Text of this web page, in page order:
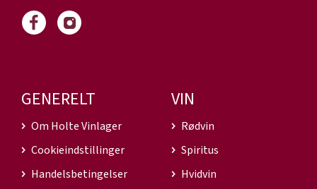
GENERELT
Om Holte Vinlager
Cookieindstillinger
Handelsbetingelser
VIN
Rødvin
Spiritus
Hvidvin